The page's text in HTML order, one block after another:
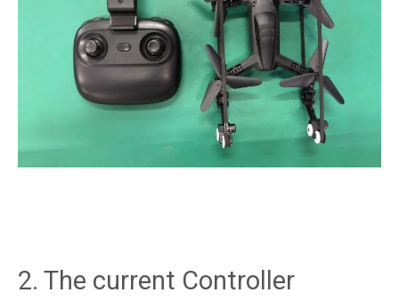
2. The current Controller